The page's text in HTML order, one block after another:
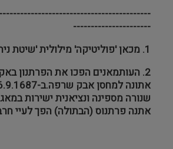
----------------------
1. מכאן 'פוליטיקה' מילולית 'שיטת ניהול המדינה'.
2. העותמאנים הפכו את הפרתנון
שנורה מספינה ונציאנית ישירות
אתנה פרתנוס (הבתולה) הפך לעיי